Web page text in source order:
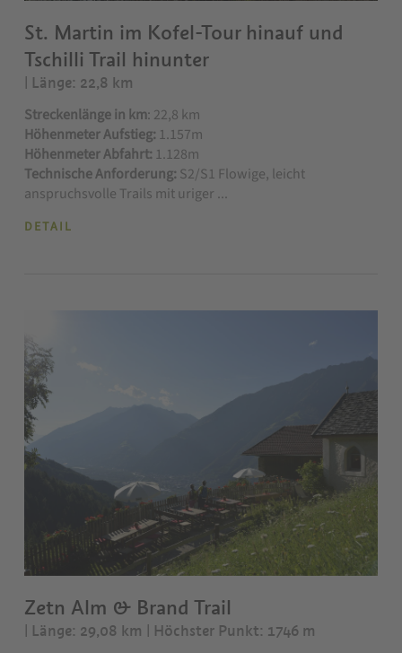
St. Martin im Kofel-Tour hinauf und
Tschilli Trail hinunter
| Länge: 22,8 km
Streckenlänge in km: 22,8 km
Höhenmeter Aufstieg: 1.157m
Höhenmeter Abfahrt: 1.128m
Technische Anforderung: S2/S1 Flowige, leicht
anspruchsvolle Trails mit uriger ...
DETAIL
Zetn Alm & Brand Trail
| Länge: 29,08 km | Höchster Punkt: 1746 m